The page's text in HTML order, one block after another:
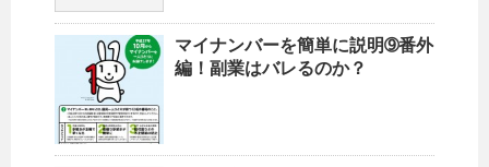
マイナンバーを簡単に説明➈番外
編！副業はバレるのか？